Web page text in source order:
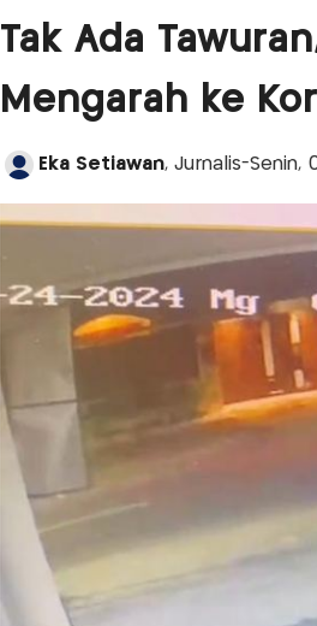
Tak Ada
Mengarah ke
Eka Setiawan, Jurnalis-Senin,